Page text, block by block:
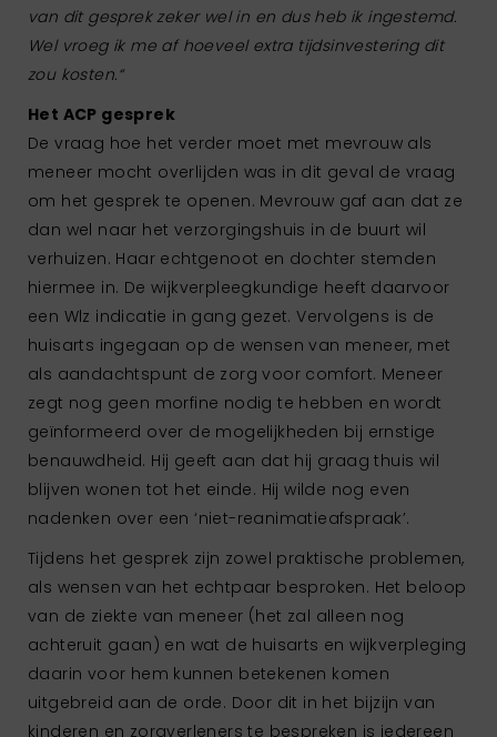
van dit gesprek zeker wel in en dus heb ik ingestemd.
Wel vroeg ik me af hoeveel extra tijdsinvestering dit
zou kosten.“
Het ACP gesprek
De vraag hoe het verder moet met mevrouw als
meneer mocht overlijden was in dit geval de vraag
om het gesprek te openen. Mevrouw gaf aan dat ze
dan wel naar het verzorgingshuis in de buurt wil
verhuizen. Haar echtgenoot en dochter stemden
hiermee in. De wijkverpleegkundige heeft daarvoor
een Wlz indicatie in gang gezet. Vervolgens is de
huisarts ingegaan op de wensen van meneer, met
als aandachtspunt de zorg voor comfort. Meneer
zegt nog geen morfine nodig te hebben en wordt
geïnformeerd over de mogelijkheden bij ernstige
benauwdheid. Hij geeft aan dat hij graag thuis wil
blijven wonen tot het einde. Hij wilde nog even
nadenken over een ‘niet-reanimatieafspraak’.
Tijdens het gesprek zijn zowel praktische problemen,
als wensen van het echtpaar besproken. Het beloop
van de ziekte van meneer (het zal alleen nog
achteruit gaan) en wat de huisarts en wijkverpleging
daarin voor hem kunnen betekenen komen
uitgebreid aan de orde. Door dit in het bijzijn van
kinderen en zorgverleners te bespreken is iedereen